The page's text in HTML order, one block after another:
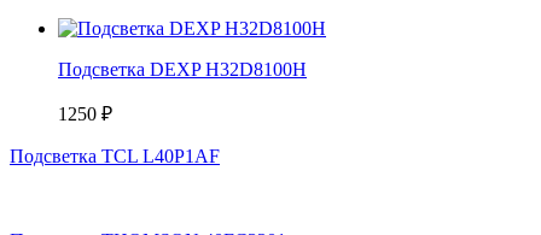
Подсветка DEXP H32D8100H
1250 ₽
Подсветка TCL L40P1AF